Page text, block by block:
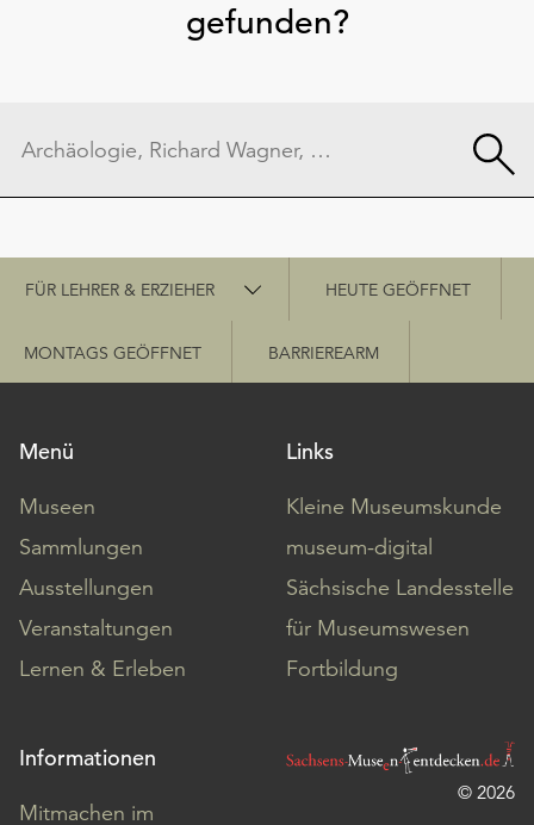
gefunden?
Schnellzugriff
FÜR LEHRER & ERZIEHER HEUTE GEÖFFNET
MONTAGS GEÖFFNET BARRIEREARM
Menü
Museen
Sammlungen
Ausstellungen
Veranstaltungen
Lernen & Erleben
Links
Kleine Museumskunde
museum-digital
Sächsische Landesstelle
für Museumswesen
Fortbildung
Informationen
Mitmachen im
© 2026